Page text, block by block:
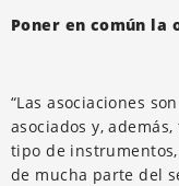
Poner en común
“Las asociaciones
asociados y,
tipo de
de mucha parte del